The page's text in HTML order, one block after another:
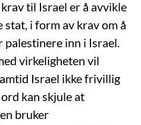
til Israel er å avvikle
stat, i form av krav om å
inn i Israel.
virkeligheten vil
Israel ikke frivillig
kan skjule at
bruker